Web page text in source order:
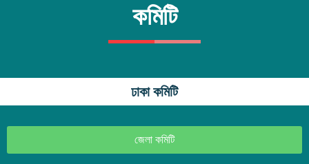
কমিটি
ঢাকা কমিটি
জেলা কমিটি